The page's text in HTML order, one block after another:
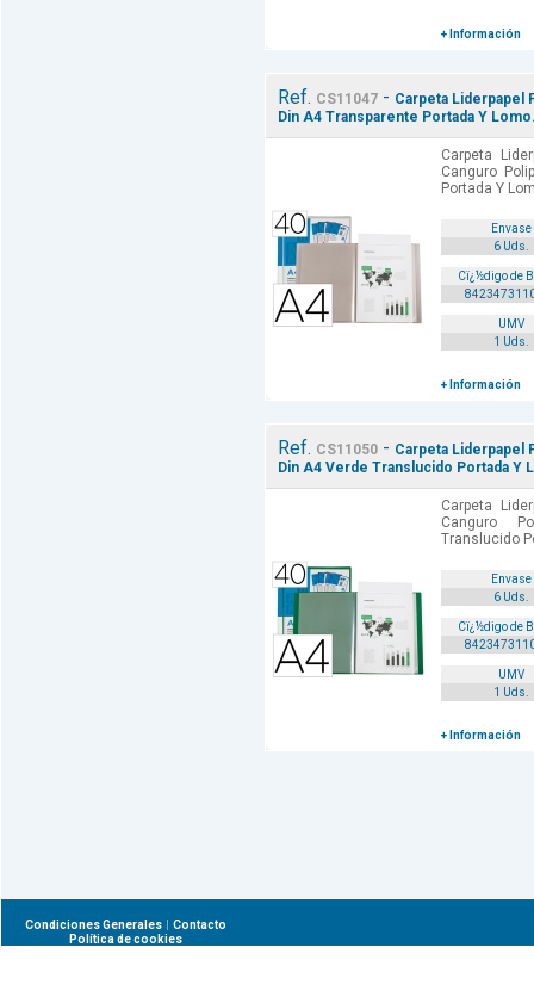
+ Información
Ref. CS11047 - Carpeta Liderpapel
Din A4 Transparente Portada Y
Carpeta
Canguro
Portada Y
Envase
6 Uds.
Cï¿½digo de
UMV
1 Uds.
+ Información
Ref. CS11050 - Carpeta Liderpapel
Din A4 Verde Translucido Portada Y
Carpeta
Canguro
Translucido
Envase
6 Uds.
Cï¿½digo de
UMV
1 Uds.
+ Información
Condiciones Generales | Contacto
Política de cookies